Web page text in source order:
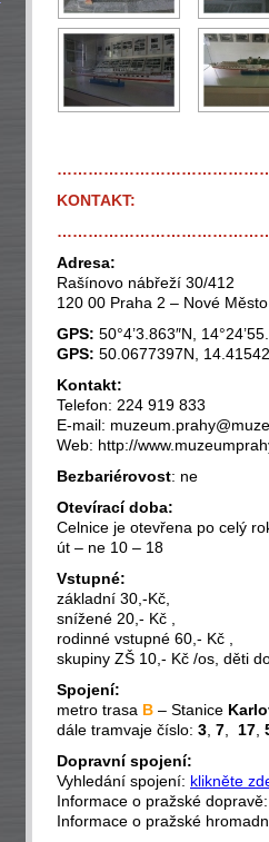
KONTAKT:
Adresa:
Rašínovo nábřeží 30/412
120 00 Praha 2 – Nové Město
GPS: 50°4’3.863″N,
GPS: 50.0677397N,
Kontakt:
Telefon: 224 919 833
E-mail:
Web: http://
Bezbariérovost: ne
Otevírací doba:
Celnice je otevřena po celý
út – ne 10 – 18
Vstupné:
základní 30,-Kč,
snížené 20,- Kč ,
rodinné vstupné 60,- Kč ,
skupiny ZŠ 10,- Kč /os, děti
Spojení:
metro trasa B – Stanice
dále tramvaje číslo: 3 7 17
Dopravní spojení:
Vyhledání spojení: klikněte
Informace o pražské
Informace o pražské